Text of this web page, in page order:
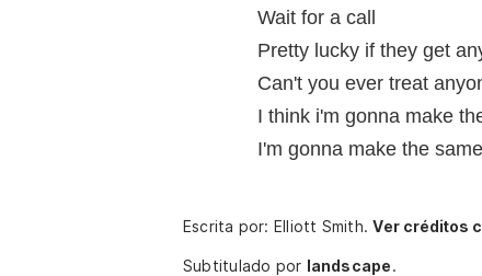
Wait for a call
Pretty lucky if they get
Can't you ever treat
I think i'm gonna make
I'm gonna make the
Escrita por: Elliott Smith.Ver créditos
Subtitulado por landscape.